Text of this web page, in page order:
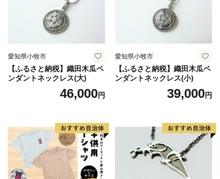
愛知県小牧市
【ふるさと納税】織田木瓜ペ
ンダントネックレス(大)
46,000円
愛知県小牧市
【ふるさと納税】織田木瓜ペ
ンダントネックレス(小)
39,000円